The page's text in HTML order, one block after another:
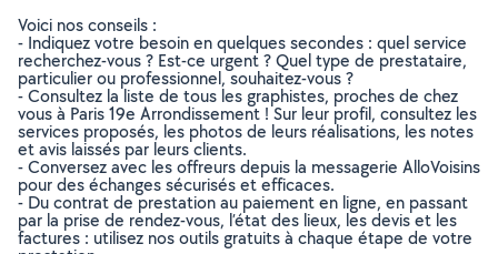
Voici nos conseils :
- Indiquez votre besoin en quelques secondes : quel service
recherchez-vous ? Est-ce urgent ? Quel type de prestataire,
particulier ou professionnel, souhaitez-vous ?
- Consultez la liste de tous les graphistes, proches de chez
vous à Paris 19e Arrondissement ! Sur leur profil, consultez les
services proposés, les photos de leurs réalisations, les notes
et avis laissés par leurs clients.
- Conversez avec les offreurs depuis la messagerie AlloVoisins
pour des échanges sécurisés et efficaces.
- Du contrat de prestation au paiement en ligne, en passant
par la prise de rendez-vous, l’état des lieux, les devis et les
factures : utilisez nos outils gratuits à chaque étape de votre